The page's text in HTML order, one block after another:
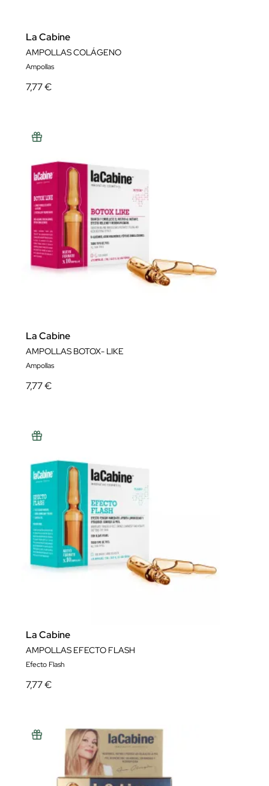
La Cabine
AMPOLLAS COLÁGENO
Ampollas
7,77 €
La Cabine
AMPOLLAS BOTOX- LIKE
Ampollas
7,77 €
La Cabine
AMPOLLAS EFECTO FLASH
Efecto Flash
7,77 €